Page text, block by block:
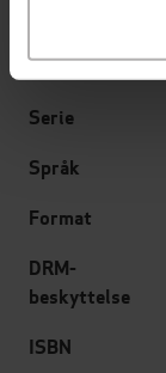
Sjanger
Serie
Språk
Format
DRM-
beskyttelse
ISBN